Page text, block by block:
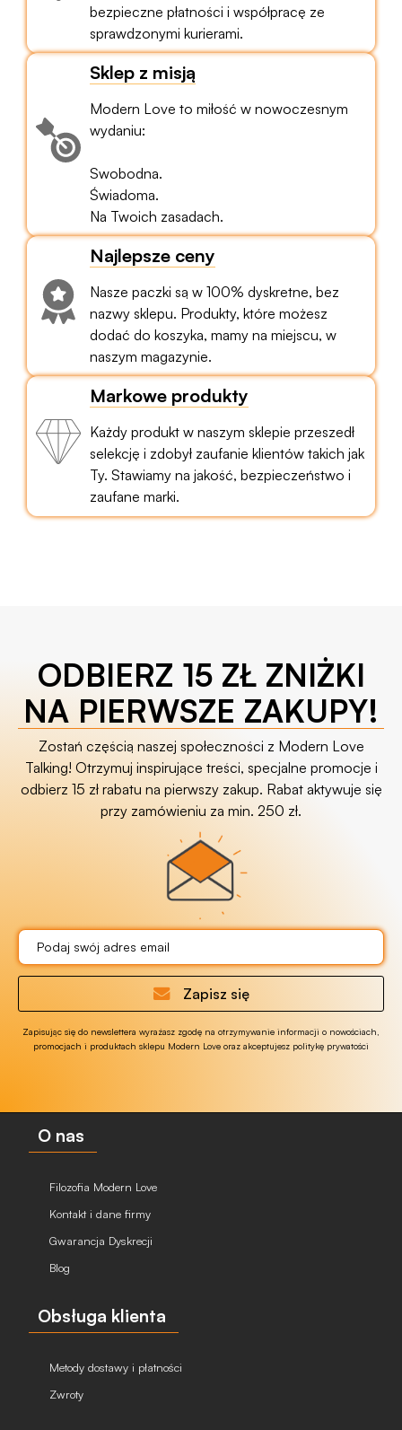
bezpieczne płatności i współpracę ze
sprawdzonymi kurierami.
Sklep z misją
Modern Love to miłość w nowoczesnym
wydaniu:
Swobodna.
Świadoma.
Na Twoich zasadach.
Najlepsze ceny
Nasze paczki są w 100% dyskretne, bez
nazwy sklepu. Produkty, które możesz
dodać do koszyka, mamy na miejscu, w
naszym magazynie.
Markowe produkty
Każdy produkt w naszym sklepie przeszedł
selekcję i zdobył zaufanie klientów takich jak
Ty. Stawiamy na jakość, bezpieczeństwo i
zaufane marki.
ODBIERZ 15 ZŁ ZNIŻKI
NA PIERWSZE ZAKUPY!
Zostań częścią naszej społeczności z Modern Love
Talking! Otrzymuj inspirujące treści, specjalne promocje i
odbierz 15 zł rabatu na pierwszy zakup. Rabat aktywuje się
przy zamówieniu za min. 250 zł.
Zapisz się
Zapisując się do newslettera wyrażasz zgodę na otrzymywanie informacji o nowościach,
promocjach i produktach sklepu Modern Love oraz akceptujesz politykę prywatości
O nas
Filozofia Modern Love
Kontakt i dane firmy
Gwarancja Dyskrecji
Blog
Obsługa klienta
Metody dostawy i płatności
Zwroty